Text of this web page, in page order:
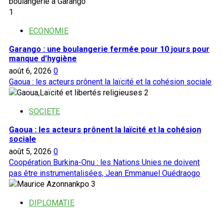
1
ECONOMIE
Garango : une boulangerie fermée pour 10 jours pour
manque d’hygiène
août 6, 2026 0
Gaoua : les acteurs prônent la laïcité et la cohésion sociale
2
SOCIETE
Gaoua : les acteurs prônent la laïcité et la cohésion
sociale
août 5, 2026 0
Coopération Burkina-Onu : les Nations Unies ne doivent
pas être instrumentalisées, Jean Emmanuel Ouédraogo
3
DIPLOMATIE